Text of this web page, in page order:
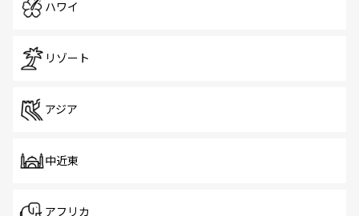
ハワイ
リゾート
アジア
中近東
アフリカ